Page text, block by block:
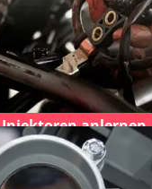
Injektoren anlernen